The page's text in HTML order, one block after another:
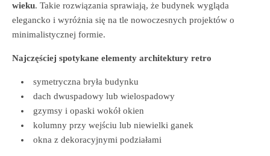
wieku. Takie rozwiązania sprawiają, że budynek wygląda
elegancko i wyróżnia się na tle nowoczesnych projektów o
minimalistycznej formie.
Najczęściej spotykane elementy architektury retro
symetryczna bryła budynku
dach dwuspadowy lub wielospadowy
gzymsy i opaski wokół okien
kolumny przy wejściu lub niewielki ganek
okna z dekoracyjnymi podziałami